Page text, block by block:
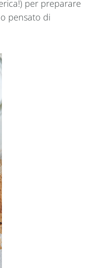
per preparare
pensato di